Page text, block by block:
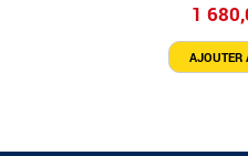
1
AJOUTER